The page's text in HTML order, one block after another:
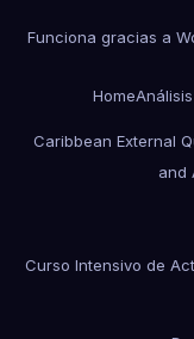
Funciona gracias a
Home
Caribbean External
and
Curso Intensivo de